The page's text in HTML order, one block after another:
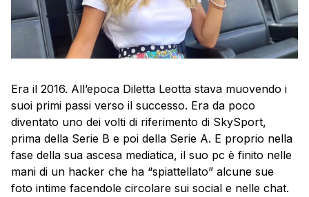
Era il 2016. All’epoca Diletta Leotta stava muovendo i
suoi primi passi verso il successo. Era da poco
diventato uno dei volti di riferimento di SkySport,
prima della Serie B e poi della Serie A. E proprio nella
fase della sua ascesa mediatica, il suo pc è finito nelle
mani di un hacker che ha “spiattellato” alcune sue
foto intime facendole circolare sui social e nelle chat.